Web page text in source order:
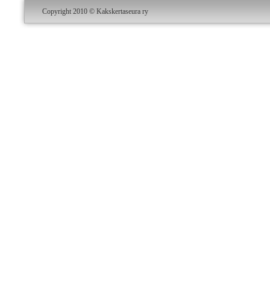
Copyright 2010 © Kakskertaseura ry